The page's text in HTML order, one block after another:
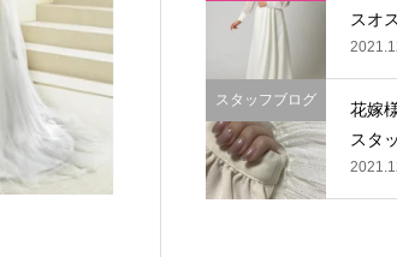
スオ
花嫁
スタ
スタッフブログ